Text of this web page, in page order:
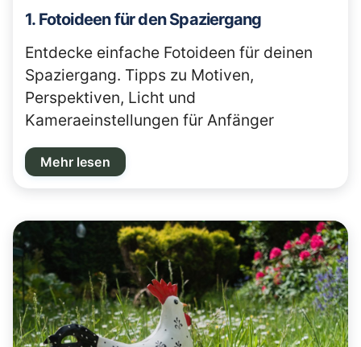
1. Fotoideen für den Spaziergang
Entdecke einfache Fotoideen für deinen
Spaziergang. Tipps zu Motiven,
Perspektiven, Licht und
Kameraeinstellungen für Anfänger
Mehr lesen